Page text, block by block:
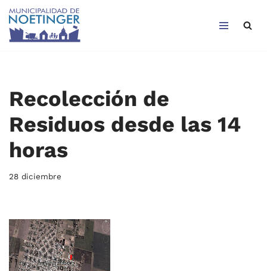
Saltar
Recolección de
Residuos desde las 14
horas
28 diciembre